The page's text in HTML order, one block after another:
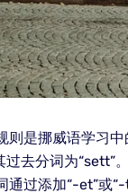
则是挪威语学习
过去分词为
通过添加“-et”或